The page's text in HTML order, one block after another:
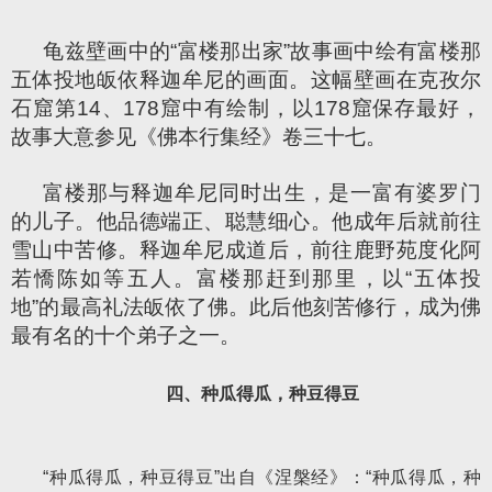
龟兹壁画中的“富楼那出家”故事画中绘有富楼那
五体投地皈依释迦牟尼的画面。这幅壁画在克孜尔
石窟第14、178窟中有绘制，以178窟保存最好，
故事大意参见《佛本行集经》卷三十七。
富楼那与释迦牟尼同时出生，是一富有婆罗门
的儿子。他品德端正、聪慧细心。他成年后就前往
雪山中苦修。释迦牟尼成道后，前往鹿野苑度化阿
若憍陈如等五人。富楼那赶到那里，以“五体投
地”的最高礼法皈依了佛。此后他刻苦修行，成为佛
最有名的十个弟子之一。
四、种瓜得瓜，种豆得豆
“种瓜得瓜，种豆得豆”出自《涅槃经》：“种瓜得瓜，种